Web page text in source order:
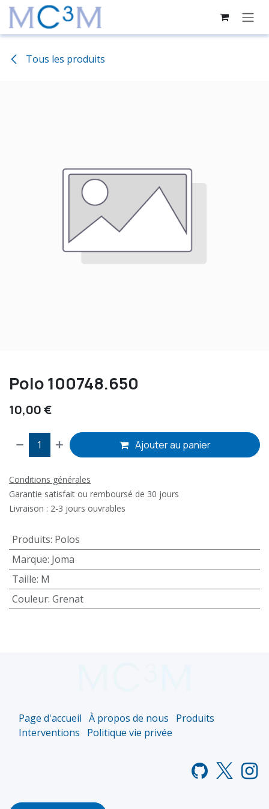
Se rendre au contenu
Tous les produits
Polo 100748.650
10,00€
Ajouter au panier
Conditions générales
Garantie satisfait ou remboursé de 30 jours
Livraison : 2-3 jours ouvrables
Produits: Polos
Marque: Joma
Taille: M
Couleur: Grenat
Page d'accueil À propos de nous
Produits
Interventions
Politique vie privée